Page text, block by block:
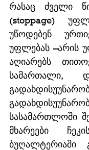
რასაც ძველი
(stoppage)
უწოდებენ
უფლებას –არის
აღიარებს
სამართალი,
სასამართლოში
მხარეები
ბუღალტერიაში